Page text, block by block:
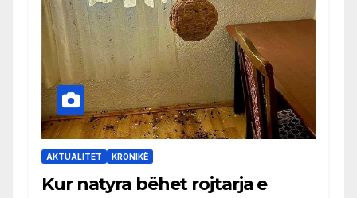
AKTUALITET KRONIKË
Kur natyra bëhet rojtarja e